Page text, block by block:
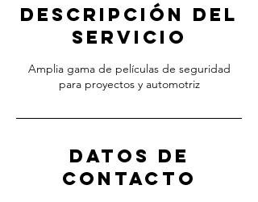
Descripción del
servicio
Amplia gama de películas de seguridad
para proyectos y automotriz
Datos de
contacto